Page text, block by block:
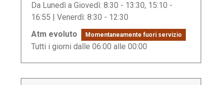
Da Lunedì a Giovedì: 8:30 - 13:30, 15:10 -
16:55 | Venerdì: 8:30 - 12:30
Atm evoluto
Momentaneamente fuori servizio
Tutti i giorni dalle 06:00 alle 00:00